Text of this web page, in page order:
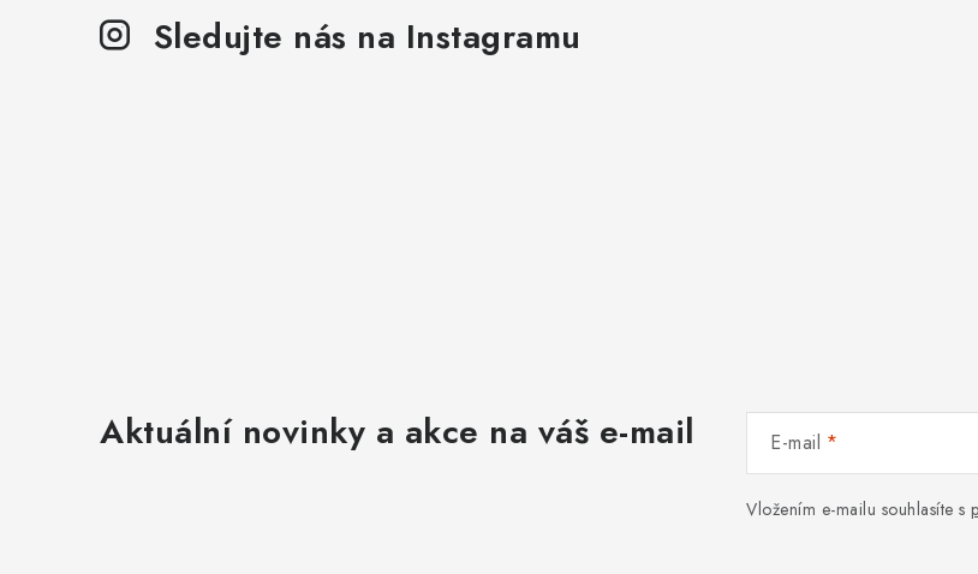
Sledujte nás na Instagramu
Aktuální novinky a akce na váš e-mail E-mail
Vložením e-mailu souhlasíte s